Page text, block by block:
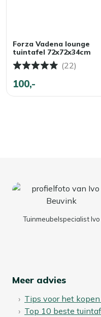
Forza Vadena lounge
tuintafel 72x72x34cm
(22)
100,-
Tuinmeubelspecialist Ivo
Meer advies
Tips voor het
Top 10 beste